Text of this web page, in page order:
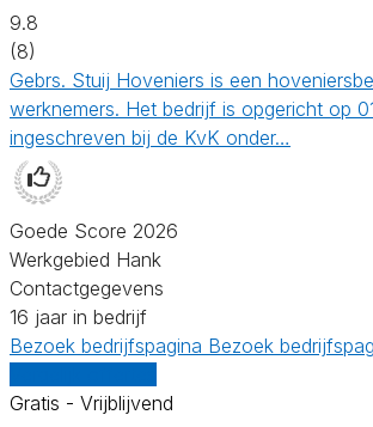
9.8
(8)
Gebrs. Stuij Hoveniers is een
werknemers. Het bedrijf is opgericht op
ingeschreven bij de KvK onder…
Goede Score 2026
Werkgebied Hank
Contactgegevens
16 jaar in bedrijf
Bezoek bedrijfspagina Bezoek
Gratis - Vrijblijvend